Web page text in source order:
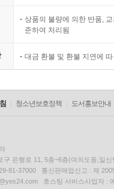
상품의 불량에 의한 반품,
준하여 처리됨
대금 환불 및 환불 지연에
청소년보호정책 도서홍보안내
구 은행로 11, 5층~6층(여의도동,일신
81-37000 통신판매업신고 : 제
호스팅 서비스사업자 :